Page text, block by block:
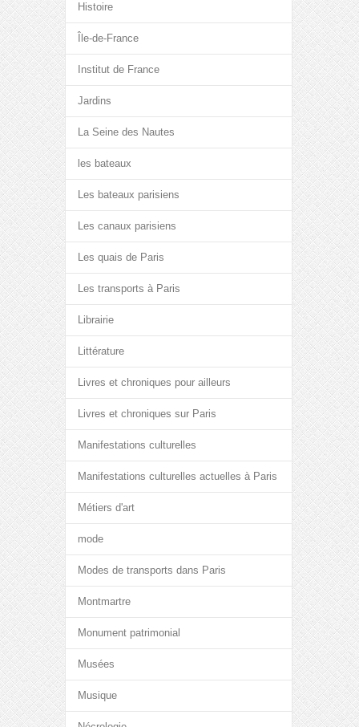
Histoire
Île-de-France
Institut de France
Jardins
La Seine des Nautes
les bateaux
Les bateaux parisiens
Les canaux parisiens
Les quais de Paris
Les transports à Paris
Librairie
Littérature
Livres et chroniques pour ailleurs
Livres et chroniques sur Paris
Manifestations culturelles
Manifestations culturelles actuelles à Paris
Métiers d'art
mode
Modes de transports dans Paris
Montmartre
Monument patrimonial
Musées
Musique